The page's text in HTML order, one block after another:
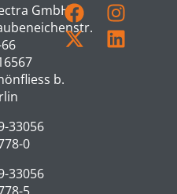
GmbH
b.
33056
0
33056